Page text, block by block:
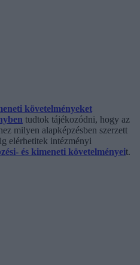
követelményeket
tudtok tájékozódni, hogy az
milyen alapképzésben szerzett
elérhetitek intézményi
és kimeneti követelményeit.